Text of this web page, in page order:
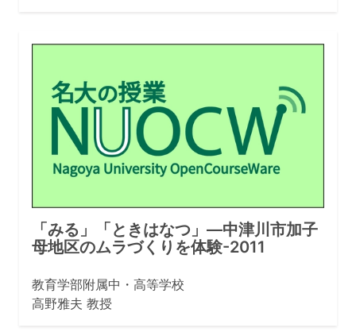
「みる」「ときはなつ」—中津川市加子
母地区のムラづくりを体験-2011
教育学部附属中・高等学校
高野雅夫 教授